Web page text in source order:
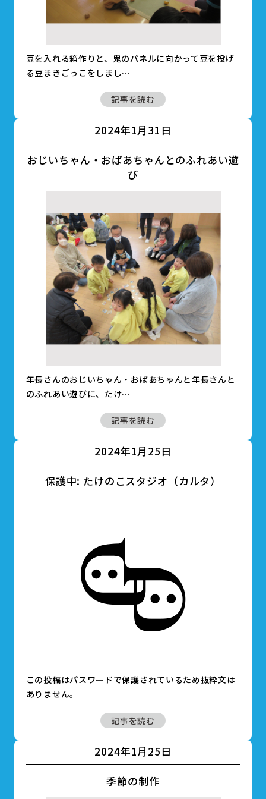
豆を入れる箱作りと、鬼のパネルに向かって豆を投げ
る豆まきごっこをしまし…
記事を読む
2024年1月31日
おじいちゃん・おばあちゃんとのふれあい遊
び
年長さんのおじいちゃん・おばあちゃんと年長さんと
のふれあい遊びに、たけ…
記事を読む
2024年1月25日
保護中: たけのこスタジオ（カルタ）
この投稿はパスワードで保護されているため抜粋文は
ありません。
記事を読む
2024年1月25日
季節の制作